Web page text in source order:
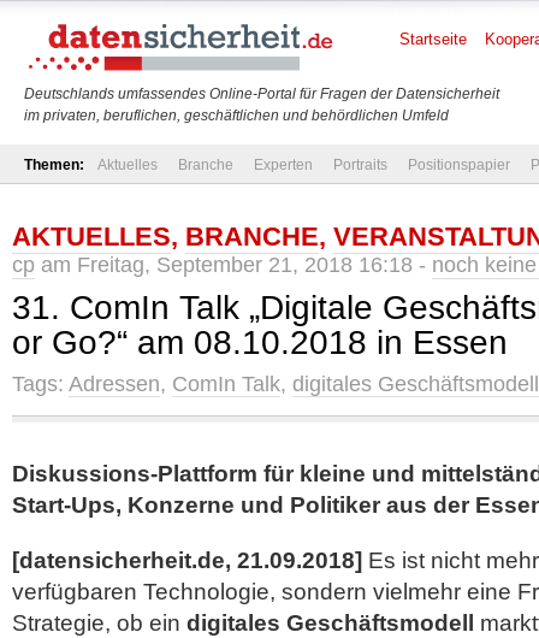
Deutschlands umfassendes Online-Portal für Fragen der Datensicherheit
im privaten, beruflichen, geschäftlichen und behördlichen Umfeld
Startseite
Themen: Aktuelles Branche Experten Portraits Positionspapier
AKTUELLES, BRANCHE,
cp am Freitag, September 21, 2018 16:18 - noch
31. ComIn Talk „Digitale
or Go?“ am 08.10.2018 in Essen
Tags: Adressen, ComIn Talk, digitales Geschäftsmodell
Diskussions-Plattform für kleine und
Start-Ups, Konzerne und Politiker aus der
[datensicherheit.de, 21.09.2018] Es ist nicht
verfügbaren Technologie, sondern vielmehr eine
Strategie, ob ein digitales Geschäftsmodell